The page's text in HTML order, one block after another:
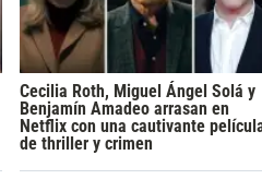
Cecilia Roth, Miguel Ángel Solá y
Benjamín Amadeo arrasan en
Netflix con una cautivante
de thriller y crimen